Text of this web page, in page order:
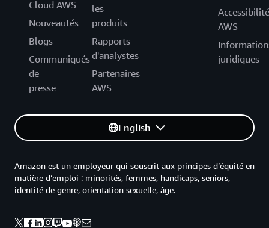
Cloud AWS
Nouveautés
Blogs
Communiqués
de
presse
les
produits
Rapports
d'analystes
Partenaires
AWS
Accessibilité
AWS
juridiques
English
Amazon est un employeur qui souscrit aux principes d’équité en
matière d’emploi : minorités, femmes, handicaps, seniors,
identité de genre, orientation sexuelle, âge.